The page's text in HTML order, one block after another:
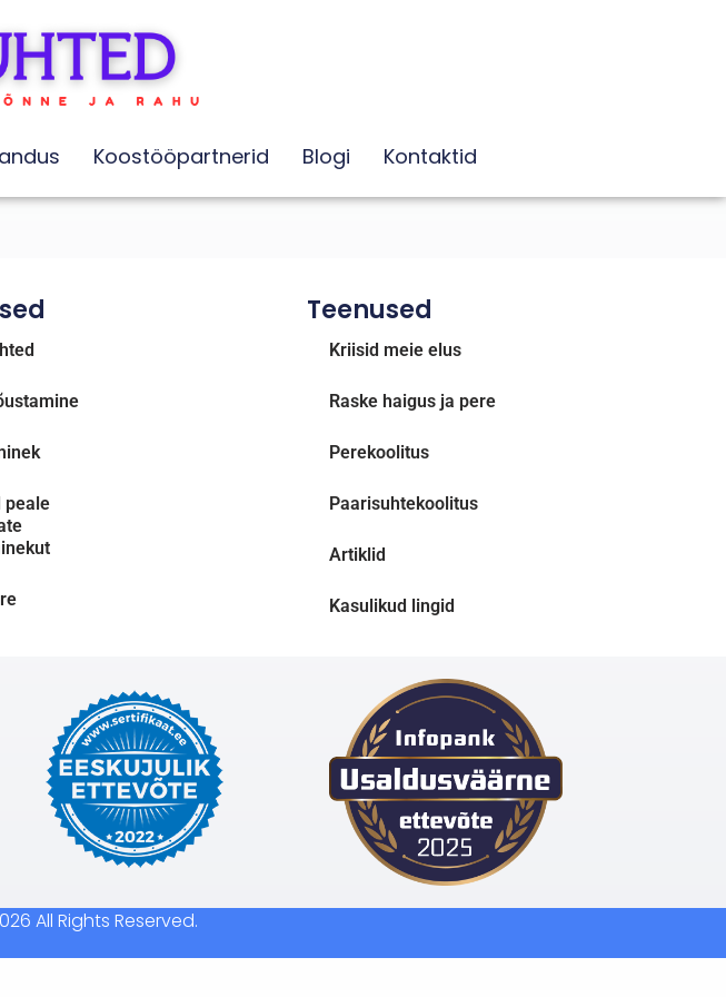
Koostööpartnerid Blogi Kontaktid
peale
Teenused
Kriisid meie elus
Raske haigus ja pere
Perekoolitus
Paarisuhtekoolitus
Artiklid
Kasulikud lingid
All Rights Reserved.